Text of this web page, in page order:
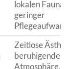
lokalen Fauna,
geringer
Zeitlose
beruhigende
Atmosphäre,